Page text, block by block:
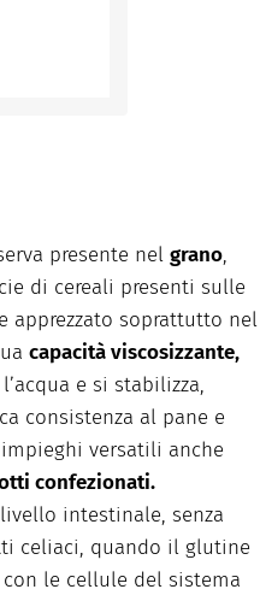
presente nel grano,
di cereali presenti sulle
soprattutto nel
capacità viscosizzante,
e si stabilizza,
consistenza al pane e
versatili anche
confezionati.
intestinale, senza
celiaci, quando il glutine
le cellule del sistema